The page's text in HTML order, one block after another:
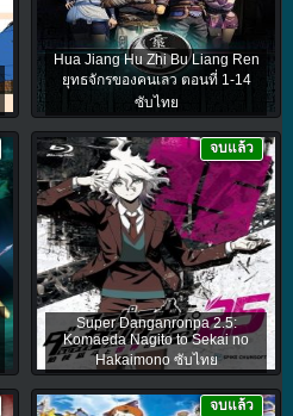
Hua Jiang Hu Zhi Bu Liang Ren
ยุทธจักรของคนเลว ตอนที่ 1-14
ซับไทย
Super Danganronpa 2.5:
Komaeda Nagito to Sekai no
Hakaimono ซับไทย
จบแล้ว
จบแล้ว